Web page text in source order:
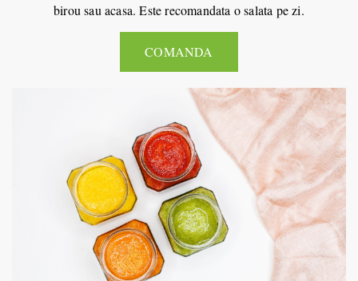
birou sau acasa. Este recomandata o salata pe zi.
COMANDA